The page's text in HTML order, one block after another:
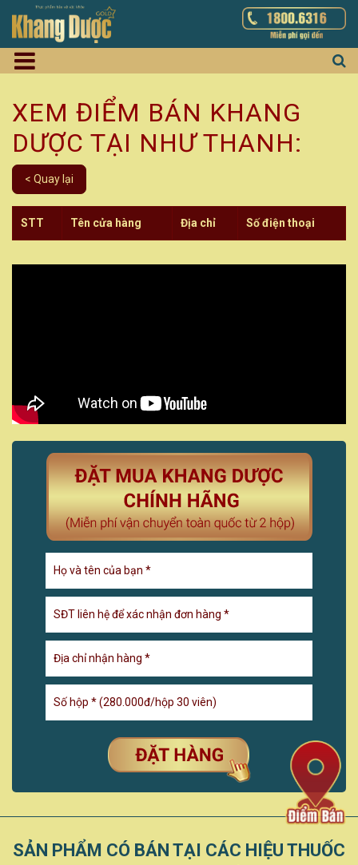
XEM ĐIỂM BÁN KHANG
DƯỢC TẠI NHƯ THANH:
< Quay lại
STT Tên cửa hàng Địa chỉ Số điện thoại
SẢN PHẨM CÓ BÁN TẠI CÁC HIỆU THUỐC